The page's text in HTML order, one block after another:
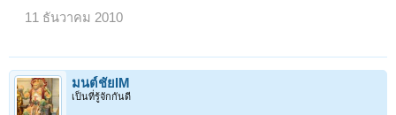
11 ธันวาคม 2010
มนต์ชัยIM
เป็นที่รู้จักกันดี